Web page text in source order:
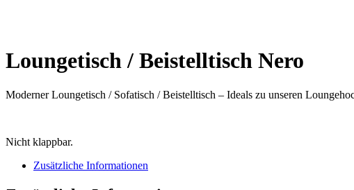
Loungetisch / Beistelltisch Nero
Moderner Loungetisch / Sofatisch / Beistelltisch – Ideals zu unseren
Nicht klappbar.
Zusätzliche Informationen